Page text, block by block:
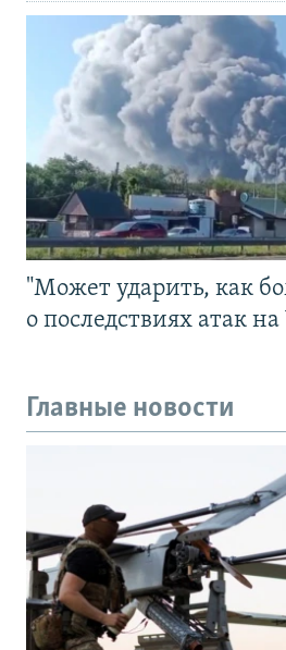
"Может ударить, как
о последствиях атак
Главные новости